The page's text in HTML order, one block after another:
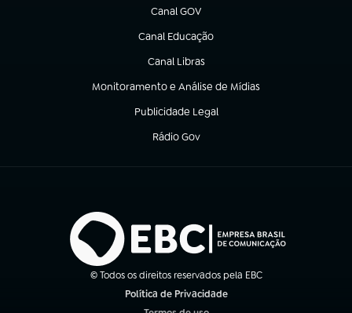
Canal GOV
(abre em nova aba)
Canal Educação
(abre em nova aba)
Canal Libras
(abre em nova aba)
Monitoramento e Análise de Mídias
(abre em nova aba)
Publicidade Legal
(abre em nova aba)
Rádio Gov
(abre em nova aba)
© Todos os direitos reservados pela EBC
Política de Privacidade